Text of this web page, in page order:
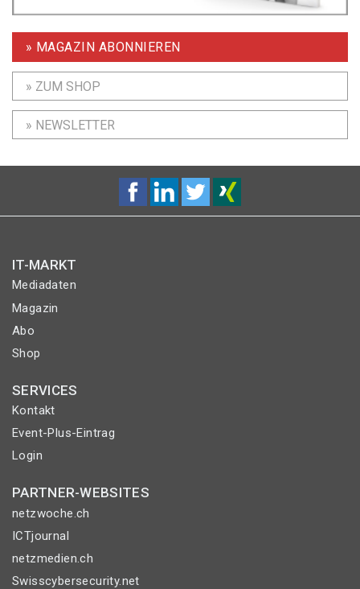
» MAGAZIN ABONNIEREN
» ZUM SHOP
» NEWSLETTER
IT-MARKT
Mediadaten
Magazin
Abo
Shop
SERVICES
Kontakt
Event-Plus-Eintrag
Login
PARTNER-WEBSITES
netzwoche.ch
ICTjournal
netzmedien.ch
Swisscybersecurity.net